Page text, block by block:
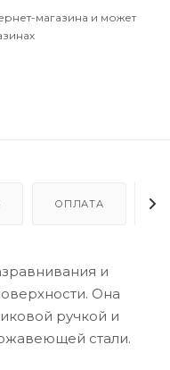
магазина и может
ОПЛАТА
и
Она
ручкой и
стали.